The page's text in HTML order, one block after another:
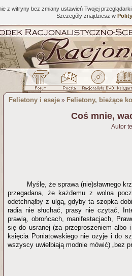
z witryny bez zmiany ustawień Twojej
Szczegóły znajdziesz w
Felietony i eseje » Felietony, bieżące
Coś mnie,
Autor
Myślę, że sprawa (nie)sławnego
przegadana, że każdemu z wolna
odetchnąłby z ulgą, gdyby ta szopka
radia nie słuchać, prasy nie czytać,
prawią, obrońcach, manifestacjach,
się do usranej (za przeproszeniem
księcia Poniatowskiego nie ożyje i do
wszyscy uwielbiają modnie mówić) „bez